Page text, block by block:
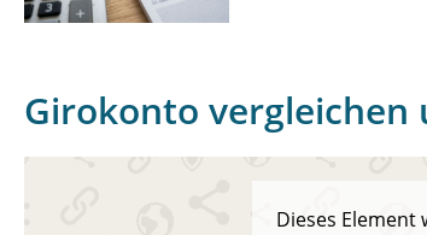
Girokonto vergleichen
Dieses